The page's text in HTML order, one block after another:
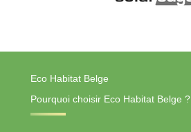
Eco Habitat Belge
Pourquoi choisir Eco Habitat Belge ?